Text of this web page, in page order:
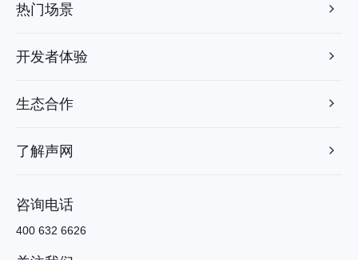
热门场景
开发者体验
生态合作
了解声网
咨询电话
400 632 6626